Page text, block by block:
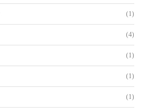
(1)
(4)
(1)
(1)
(1)